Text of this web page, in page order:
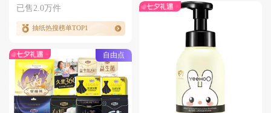
已售2.0万件
抽纸热搜榜单TOP1
自由点